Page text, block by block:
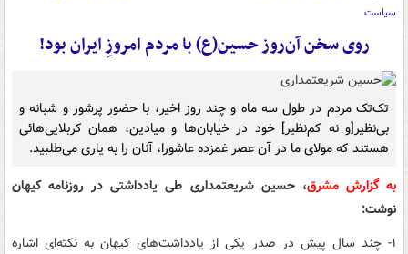
سیاست
روی سخن آن‌روز حسین(ع) با مردم امروزِ ایران بود!
تک‌تک مردم در طول سه ماه و چند روز اخیر، با حضور پرشور و شبانه و
بی‌نظیر[و نه کم‌نظیر] خود در خیابان‌ها و میادین، همان کربلایی‌هائی
هستند که مولای ما در آن عصر غمزده عاشورا، آنان را به یاری می‌طلبید.
به گزارش مشرق، حسین شریعتمداری طی یادداشتی در روزنامه کیهان
نوشت:
۱- چند سال پیش در صدر یکی از یادداشت‌های کیهان به نکته‌ای اشاره